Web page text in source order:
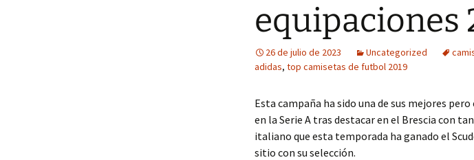
equipaciones
26 de julio de 2023 Uncategorized
adidas, top camisetas de futbol 2019
Esta campaña ha sido una de sus mejores
en la Serie A tras destacar en el Brescia con
italiano que esta temporada ha ganado el
sitio con su selección.